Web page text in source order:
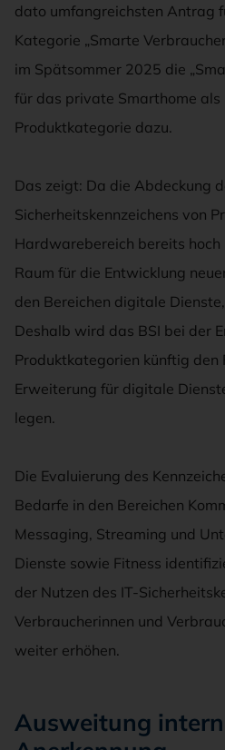
dato umfangreichsten Antrag
Kategorie „Smarte
im Spätsommer 2025 die
für das private Smarthome als
Produktkategorie dazu.
Das zeigt: Da die Abdeckung
Sicherheitskennzeichens von
Hardwarebereich bereits hoch
Raum für die Entwicklung
den Bereichen digitale
Deshalb wird das BSI bei der
Produktkategorien künftig den
Erweiterung für digitale
legen.
Die Evaluierung des
Bedarfe in den Bereichen
Messaging, Streaming und
Dienste sowie Fitness
der Nutzen des IT-
Verbraucherinnen und
weiter erhöhen.
Ausweitung